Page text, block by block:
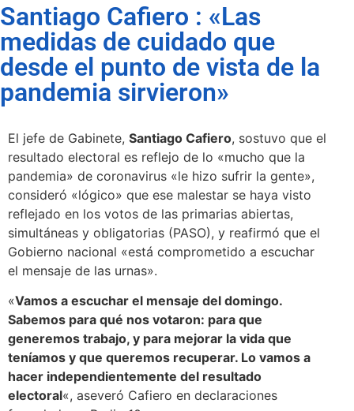
Santiago Cafiero : «Las
medidas de cuidado que
desde el punto de vista de la
pandemia sirvieron»
El jefe de Gabinete, Santiago Cafiero, sostuvo que el
resultado electoral es reflejo de lo «mucho que la
pandemia» de coronavirus «le hizo sufrir la gente»,
consideró «lógico» que ese malestar se haya visto
reflejado en los votos de las primarias abiertas,
simultáneas y obligatorias (PASO), y reafirmó que el
Gobierno nacional «está comprometido a escuchar
el mensaje de las urnas».
«Vamos a escuchar el mensaje del domingo.
Sabemos para qué nos votaron: para que
generemos trabajo, y para mejorar la vida que
teníamos y que queremos recuperar. Lo vamos a
hacer independientemente del resultado
electoral«, aseveró Cafiero en declaraciones